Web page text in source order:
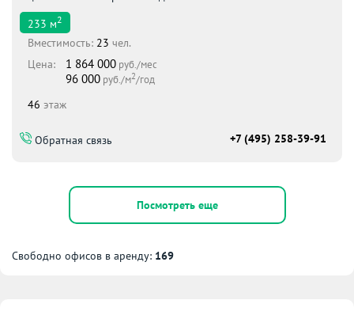
233 м2
Вместимоcть: 23 чел.
Цена:
1 864 000 руб./мес
96 000 руб./м2/год
46 этаж
Обратная связь +7 (495) 258-39-91
Посмотреть еще
Свободно офисов в аренду: 169